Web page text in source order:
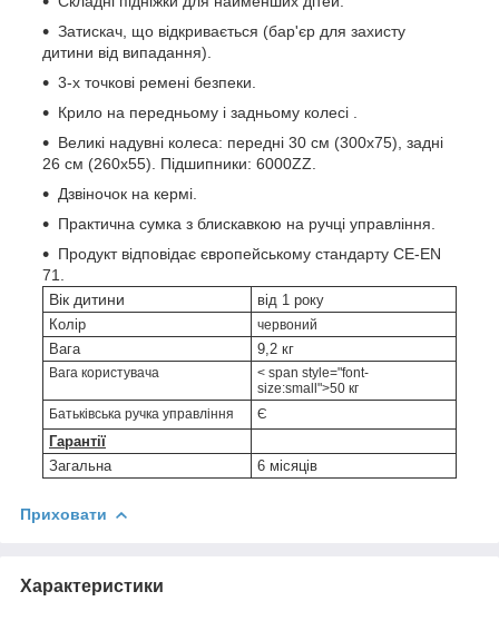
Затискач, що відкривається (бар'єр для захисту
дитини від випадання).
3-х точкові ремені безпеки.
Крило на передньому і задньому колесі .
Великі надувні колеса: передні 30 см (300x75), задні
26 см (260x55). Підшипники: 6000ZZ.
Дзвіночок на кермі.
Практична сумка з блискавкою на ручці управління.
Продукт відповідає європейському стандарту CE-EN
71.
Вік дитини
від 1 року
Колір
червоний
Вага 9,2 кг
Вага користувача
< span style="font-
size:small">50 кг
Батьківська ручка управління
Є
Гарантії
Загальна
6 місяців
Приховати
Характеристики